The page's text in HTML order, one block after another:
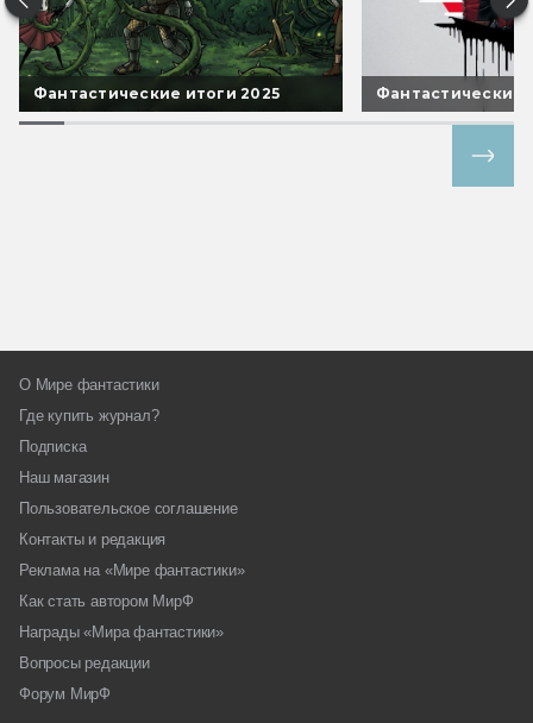
Фантастические итоги 2025 Фантастические
О Мире фантастики
Где купить журнал?
Подписка
Наш магазин
Пользовательское соглашение
Контакты и редакция
Реклама на «Мире фантастики»
Как стать автором МирФ
Награды «Мира фантастики»
Вопросы редакции
Форум МирФ